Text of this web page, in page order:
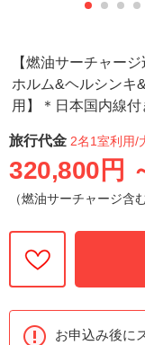
【燃油サーチャー
ホルム&ヘルシンキ
用】＊日本国内線付
旅行代金 2名1室利用/
320,800円
（燃油サーチャージ
お申込み後に